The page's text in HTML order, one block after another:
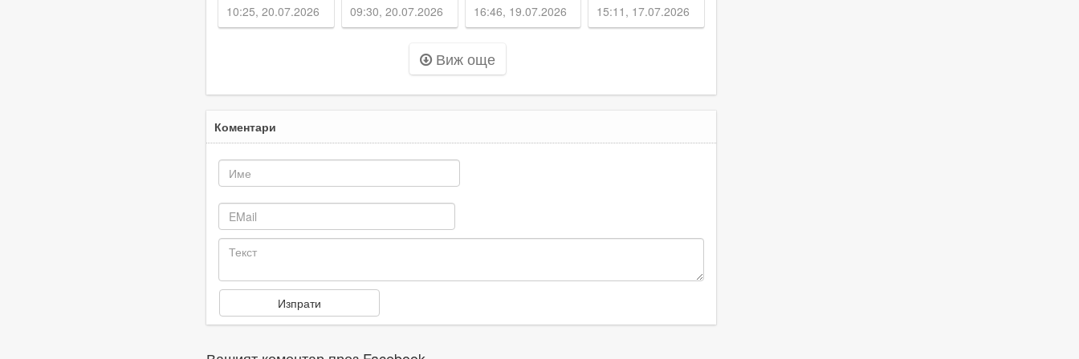
на пътя
Пловдив -
10:25, 20.07.2026
озова в
канавката
09:30, 20.07.2026
- еуфория,
музика и хиляди
сърца в един
ритъм
16:46, 19.07.2026
с обновен
стадион
15:11, 17.07.2026
Виж още
Коментари